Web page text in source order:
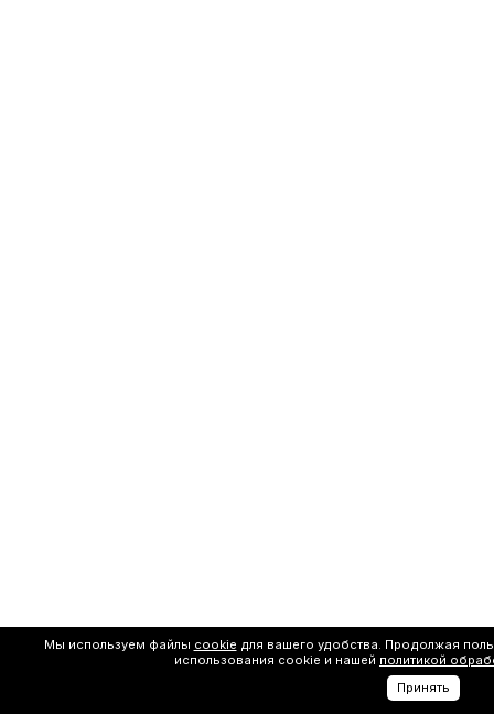
Мы используем файлы cookie для вашего удобства. Продолжая
использования cookie и нашей политикой
Принять